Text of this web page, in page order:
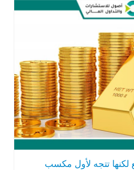
الأصفر، مدعومة بإمكانية عودة
الفترة المقبلة.
لكنها تتجه لأول مكسب